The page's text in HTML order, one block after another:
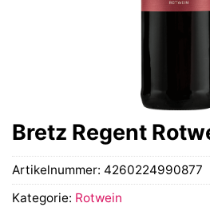
Bretz Regent
Artikelnummer: 4260224990877
Kategorie: Rotwein